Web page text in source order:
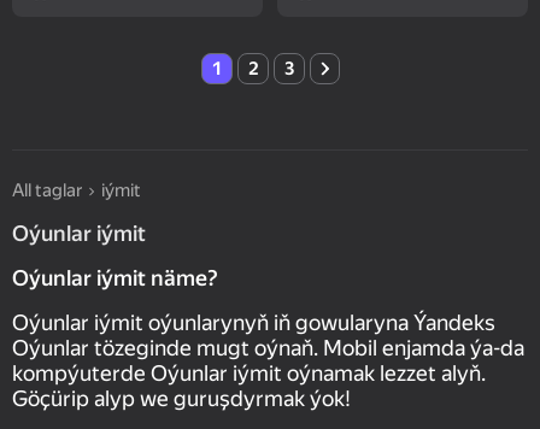
1 2 3
All taglar iýmit
Oýunlar iýmit
Oýunlar iýmit näme?
Oýunlar iýmit oýunlarynyň iň gowularyna Ýandeks
Oýunlar tözeginde mugt oýnaň. Mobil enjamda ýa-da
kompýuterde Oýunlar iýmit oýnamak lezzet alyň.
Göçürip alyp we guruşdyrmak ýok!